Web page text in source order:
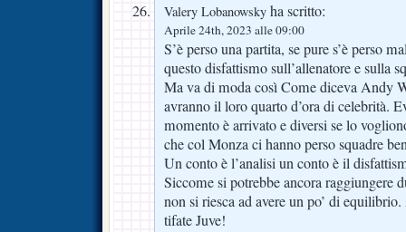
Valery Lobanowsky ha scritto:
Aprile 24th, 2023 alle 09:00
S’è perso una partita, se pure s’è perso
questo disfattismo sull’allenatore e sulla
Ma va di moda così Come diceva Andy
avranno il loro quarto d’ora di celebrità.
momento è arrivato e diversi se lo
che col Monza ci hanno perso squadre
Un conto è l’analisi un conto è il
Siccome si potrebbe ancora raggiungere
non si riesca ad avere un po’ di
tifate Juve!